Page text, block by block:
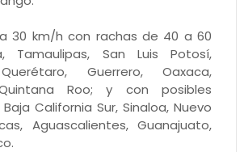
30 km/h con rachas de 40 a 60
Tamaulipas, San Luis Potosí,
Guerrero, Oaxaca,
Roo; y con posibles
California Sur, Sinaloa, Nuevo
Aguascalientes, Guanajuato,